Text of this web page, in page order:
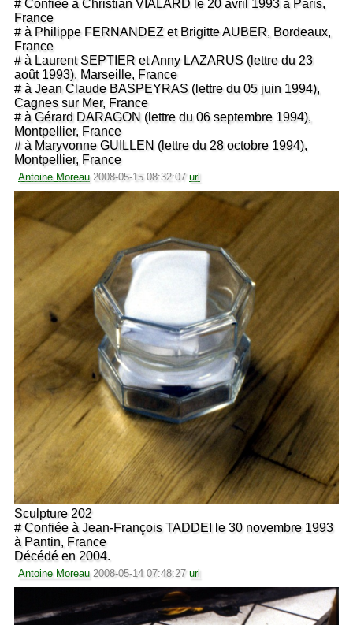
# Confiée à Christian VIALARD le 20 avril 1993 à Paris,
France
# à Philippe FERNANDEZ et Brigitte AUBER, Bordeaux,
France
# à Laurent SEPTIER et Anny LAZARUS (lettre du 23
août 1993), Marseille, France
# à Jean Claude BASPEYRAS (lettre du 05 juin 1994),
Cagnes sur Mer, France
# à Gérard DARAGON (lettre du 06 septembre 1994),
Montpellier, France
# à Maryvonne GUILLEN (lettre du 28 octobre 1994),
Montpellier, France
Antoine Moreau 2008-05-15 08:32:07 url
Sculpture 202
# Confiée à Jean-François TADDEI le 30 novembre 1993
à Pantin, France
Décédé en 2004.
Antoine Moreau 2008-05-14 07:48:27 url